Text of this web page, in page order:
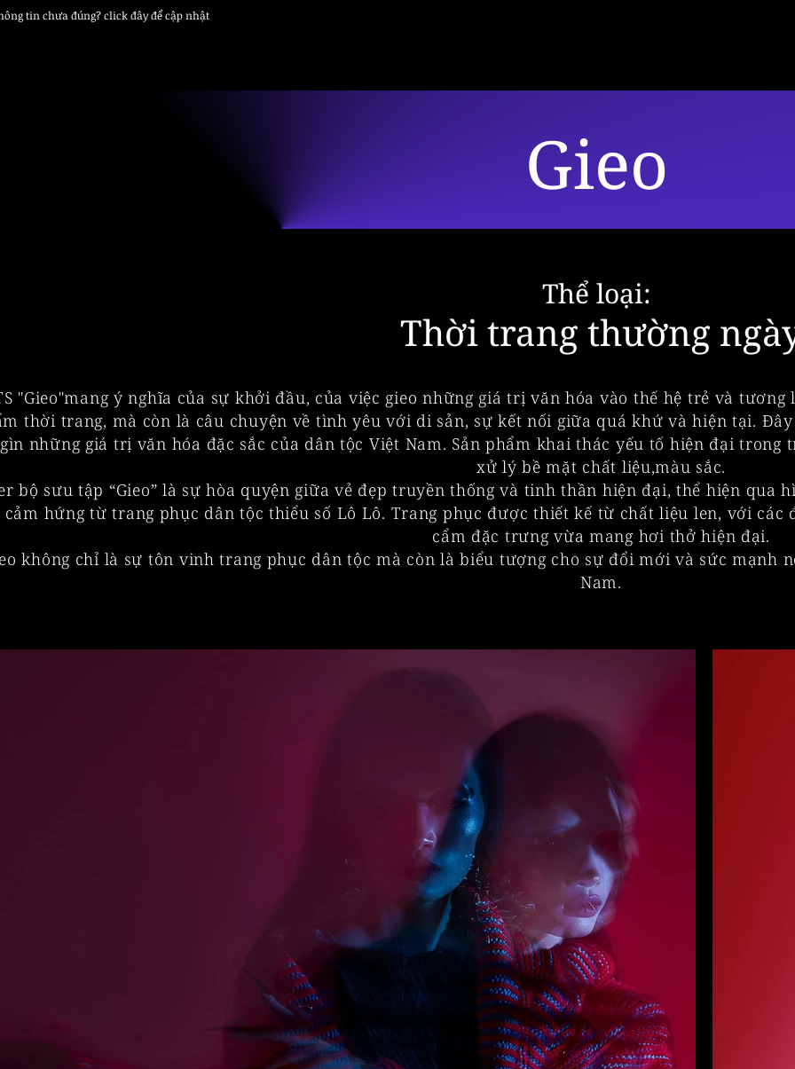
tin chưa đúng? click đây để cập nhật
Gieo
Thể loại:
Thời trang thường
"Gieo"mang ý nghĩa của sự khởi đầu, của việc gieo những giá trị văn hóa vào thế hệ trẻ và
thời trang, mà còn là câu chuyện về tình yêu với di sản, sự kết nối giữa quá khứ và hiện tại.
những giá trị văn hóa đặc sắc của dân tộc Việt Nam. Sản phẩm khai thác yếu tố hiện đại
xử lý bề mặt chất liệu,màu sắc.
bộ sưu tập “Gieo” là sự hòa quyện giữa vẻ đẹp truyền thống và tinh thần hiện đại, thể hiện
cảm hứng từ trang phục dân tộc thiểu số Lô Lô. Trang phục được thiết kế từ chất liệu len, với
cẩm đặc trưng vừa mang hơi thở hiện đại.
không chỉ là sự tôn vinh trang phục dân tộc mà còn là biểu tượng cho sự đổi mới và sức mạnh
Nam.